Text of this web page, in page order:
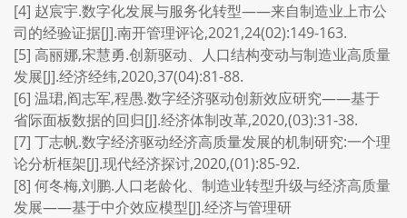
[4] 赵宸宇.数字化发展与服务化转型——来自制造业上市公
司的经验证据[J].南开管理评论,2021,24(02):149-163.
[5] 高丽娜,宋慧勇.创新驱动、人口结构变动与制造业高质量
发展[J].经济经纬,2020,37(04):81-88.
[6] 温珺,阎志军,程愚.数字经济驱动创新效应研究——基于
省际面板数据的回归[J].经济体制改革,2020,(03):31-38.
[7] 丁志帆.数字经济驱动经济高质量发展的机制研究:一个理
论分析框架[J].现代经济探讨,2020,(01):85-92.
[8] 何冬梅,刘鹏.人口老龄化、制造业转型升级与经济高质量
发展——基于中介效应模型[J].经济与管理研